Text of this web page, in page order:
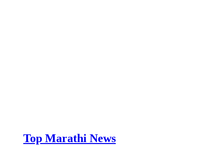
Top Marathi News